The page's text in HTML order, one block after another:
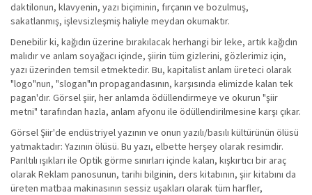
daktilonun, klavyenin, yazı biçiminin, fırçanın ve bozulmuş,
sakatlanmış, işlevsizleşmiş haliyle meydan okumaktır.
Denebilir ki, kağıdın üzerine bırakılacak herhangi bir leke, artık kağıdın
malıdır ve anlam soyağacı içinde, şiirin tüm gizlerini, gözlerimiz için,
yazı üzerinden temsil etmektedir. Bu, kapitalist anlam üreteci olarak
"logo"nun, "slogan"ın propagandasının, karşısında elimizde kalan tek
pagan'dır. Görsel şiir, her anlamda ödüllendirmeye ve okurun "şiir
metni" tarafından hazla, anlam afyonu ile ödüllendirilmesine karşı çıkar.
Görsel Şiir'de endüstriyel yazının ve onun yazılı/basılı kültürünün ölüsü
yatmaktadır: Yazının ölüsü. Bu yazı, elbette herşey olarak resimdir.
Parıltılı ışıkları ile Optik görme sınırları içinde kalan, kışkırtıcı bir araç
olarak Reklam panosunun, tarihi bilginin, ders kitabının, şiir kitabını da
üreten matbaa makinasının sessiz uşakları olarak tüm harfler,